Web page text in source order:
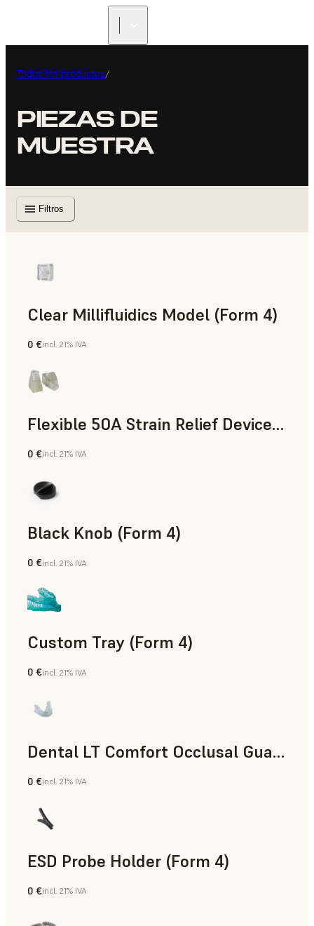
Todos los productos/
PIEZAS DE
MUESTRA
Filtros
Clear Millifluidics Model (Form 4)
Estándar
0 €incl. 21% IVA
Flexible 50A Strain Relief Device (Form 4)
Ingeniería
0 €incl. 21% IVA
Black Knob (Form 4)
Estándar
0 €incl. 21% IVA
Custom Tray (Form 4)
Odontología
0 €incl. 21% IVA
Dental LT Comfort Occlusal Guard (Form 4)
Odontología
0 €incl. 21% IVA
ESD Probe Holder (Form 4)
Ingeniería
0 €incl. 21% IVA